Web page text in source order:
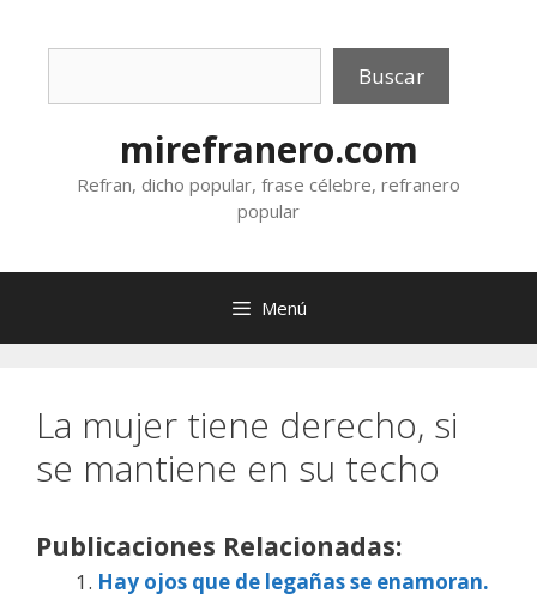
Buscar
mirefranero.com
Refran, dicho popular, frase célebre, refranero
popular
Menú
La mujer tiene derecho, si
se mantiene en su techo
Publicaciones Relacionadas:
Hay ojos que de legañas se enamoran.